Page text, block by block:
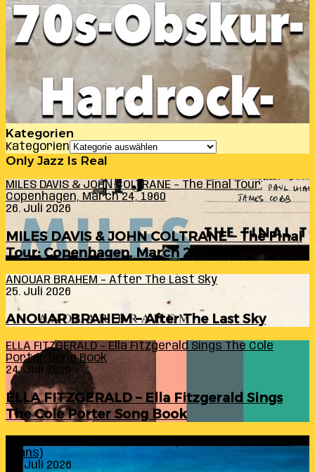
Kategorien
Kategorien
Only Jazz Is Real
MILES DAVIS & JOHN COLTRANE – The Final Tour:
Copenhagen, March 24, 1960
26. Juli 2026
MILES DAVIS & JOHN COLTRANE – The Final
Tour: Copenhagen, March 24, 1960
ANOUAR BRAHEM – After The Last Sky
25. Juli 2026
ANOUAR BRAHEM – After The Last Sky
ELLA FITZGERALD – Ella Fitzgerald Sings The Cole
Porter Song Book
24. Juli 2026
ELLA FITZGERALD – Ella Fitzgerald Sings
The Cole Porter Song Book
Evans)
24. Juli 2026